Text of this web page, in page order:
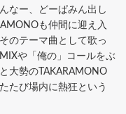
なー、どーぱみん出し
も仲間に迎え入
のテーマ曲として歌っ
や「俺の」コールをぶ
大勢のTAKARAMONO
たび場内に熱狂という